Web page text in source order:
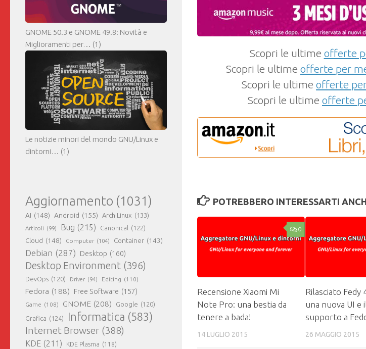
Scopri le ultime offerte
Scopri le ultime offerte per
Scopri le ultime offerte
Scopri le ultime offerte
POTREBBERO INTERESSARTI
0
Recensione Xiaomi Mi
Note Pro: una bestia da
tenere a bada!
14 LUGLIO 2015
Rilasciato Fedy
una nuova UI e il
supporto a
26 MAGGIO 2015
GNOME 50.3 e GNOME 49.8: Novità e
Miglioramenti per… (1)
Le notizie minori del mondo GNU/Linux e
dintorni… (1)
Aggiornamento (1031)
AI (148) Android (155) Arch Linux (133)
Articoli (99) Bug (215) Canonical (122)
Cloud (148) Computer (104) Container (143)
Debian (287) Desktop (160)
Desktop Environment (396)
DevOps (120) Driver (94) Editing (110)
Fedora (188) Free Software (157)
Game (108) GNOME (208) Google (120)
Grafica (124) Informatica (583)
Internet Browser (388)
KDE (211) KDE Plasma (118)